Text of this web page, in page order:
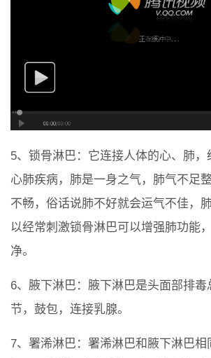
5、锁骨淋巴：它连接人体的心、肺
心肺疾病，肺是一身之气，肺气不足
不畅，俗话说肺不好就会运气不佳，
以经常刺激锁骨淋巴可以增强肺功能
净。
6、腋下淋巴：腋下淋巴是头面部排毒
节，鼓包，连接乳腺。
7、署浠淋巴：署浠淋巴和腋下淋巴